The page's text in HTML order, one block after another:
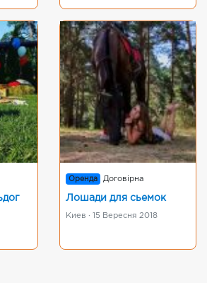
Оренда Договірна
Лошади для сьемок
Киев · 15 Вересня 2018